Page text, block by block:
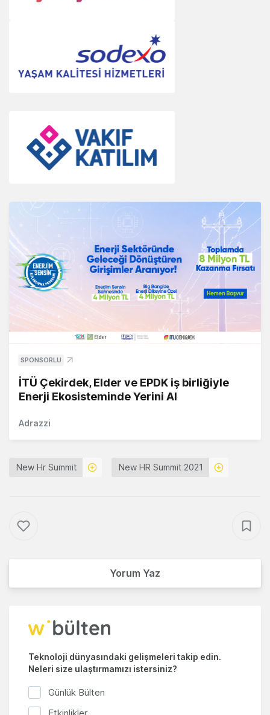
SPONSORLU
İTÜ Çekirdek, Elder ve EPDK iş birliğiyle
Enerji Ekosisteminde Yerini Al
Adrazzi
New Hr Summit New HR Summit 2021
Yorum Yaz
Teknoloji dünyasındaki gelişmeleri takip edin.
Neleri size ulaştırmamızı istersiniz?
Günlük Bülten